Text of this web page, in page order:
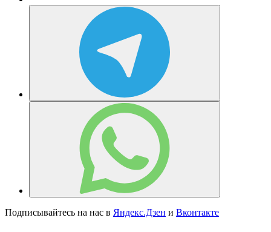
Подписывайтесь на нас в Яндекс.Дзен и Вконтакте